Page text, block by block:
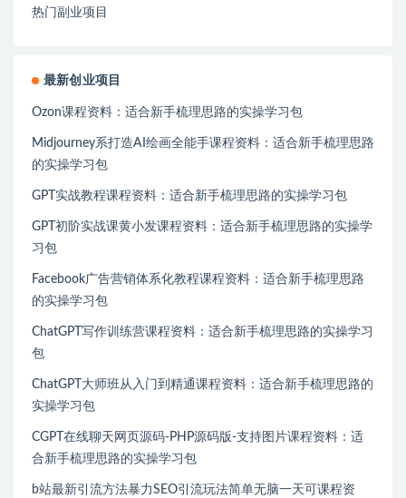
热门副业项目
最新创业项目
Ozon课程资料：适合新手梳理思路的实操学习包
Midjourney系打造AI绘画全能手课程资料：适合新手梳理思路
的实操学习包
GPT实战教程课程资料：适合新手梳理思路的实操学习包
GPT初阶实战课黄小发课程资料：适合新手梳理思路的实操学
习包
Facebook广告营销体系化教程课程资料：适合新手梳理思路
的实操学习包
ChatGPT写作训练营课程资料：适合新手梳理思路的实操学习
包
ChatGPT大师班从入门到精通课程资料：适合新手梳理思路的
实操学习包
CGPT在线聊天网页源码-PHP源码版-支持图片课程资料：适
合新手梳理思路的实操学习包
b站最新引流方法暴力SEO引流玩法简单无脑一天可课程资